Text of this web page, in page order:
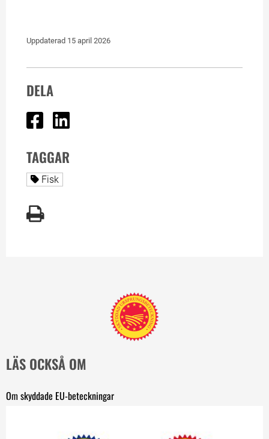
Uppdaterad 15 april 2026
DELA
Dela på Facebook
TAGGAR
Alla sidor taggade med
Fisk
LÄS OCKSÅ OM
Om skyddade EU-beteckningar